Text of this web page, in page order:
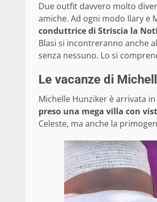
Due outfit davvero molto
amiche. Ad ogni modo Ilary e
conduttrice di Striscia la
Blasi si incontreranno anche
senza nessuno. Lo si
Le vacanze di
Michelle Hunziker è arrivata
preso una mega villa con
Celeste, ma anche la